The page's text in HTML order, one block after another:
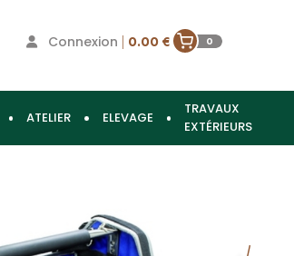
Connexion | 0.00 € 0
ATELIER ELEVAGE
TRAVAUX
EXTÉRIEURS